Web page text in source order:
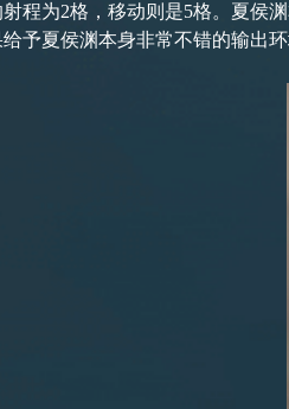
程为2格，移动则是5格。夏侯
予夏侯渊本身非常不错的输出